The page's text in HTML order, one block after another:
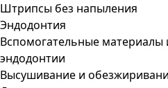
Штрипсы без напыления
Эндодонтия
Вспомогательные материалы
эндодонтии
Высушивание и